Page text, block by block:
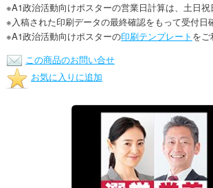
※A1政治活動向けポスターの営業日計算は、土日祝
※入稿された印刷データの最終確認をもって受付日
※A1政治活動向けポスターの印刷テンプレート をご
この商品のお問い合せ
お気に入りに追加